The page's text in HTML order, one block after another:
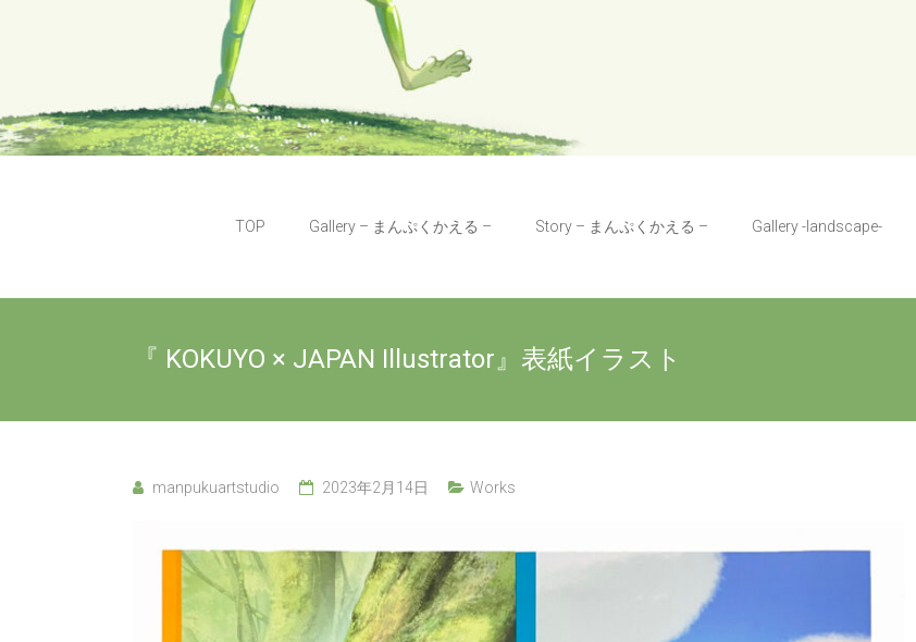
TOP Gallery – まんぷくかえる – Story – まんぷくかえる – Gallery -landscape-
『 KOKUYO × JAPAN Illustrator』表紙イラスト
manpukuartstudio 2023年2月14日 Works